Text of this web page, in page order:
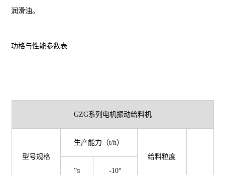
润滑油。
功格与性能参数表
GZG系列电机振动给料机
型号规格
生产能力（t/h）
给料粒度
ˮƽ
-10°